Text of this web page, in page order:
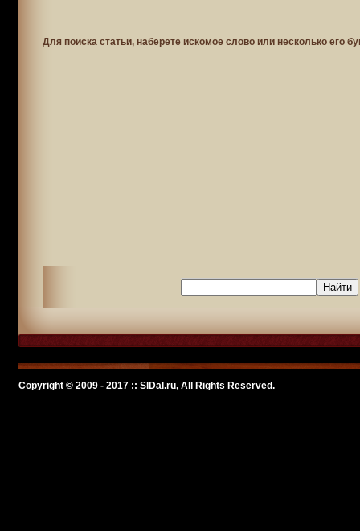
Для поиска статьи, наберете искомое слово или несколько его
Copyright © 2009 - 2017 :: SlDal.ru, All Rights Reserved.